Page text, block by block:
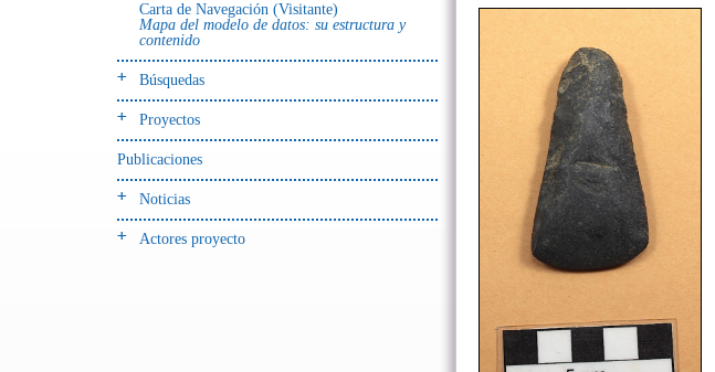
Objetos clasificados según
los UE# del GE
->Fase de la Matriz de Harris (MH)
UE)
Carta de Navegación (Visitante)
Mapa del modelo de datos: su estructura y
contenido
Búsquedas
Proyectos
Publicaciones
Noticias
Actores proyecto